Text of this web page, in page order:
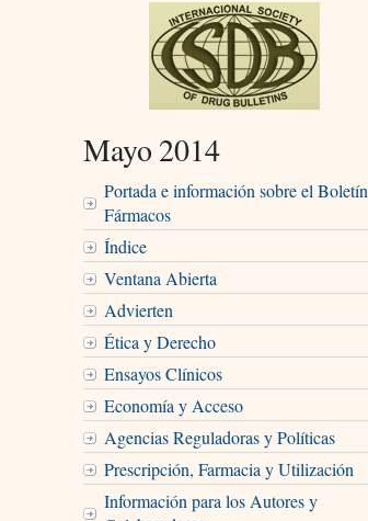
Mayo 2014
Portada e información sobre el Boletín
Fármacos
Índice
Ventana Abierta
Advierten
Ética y Derecho
Ensayos Clínicos
Economía y Acceso
Agencias Reguladoras y Políticas
Prescripción, Farmacia y Utilización
Información para los Autores y